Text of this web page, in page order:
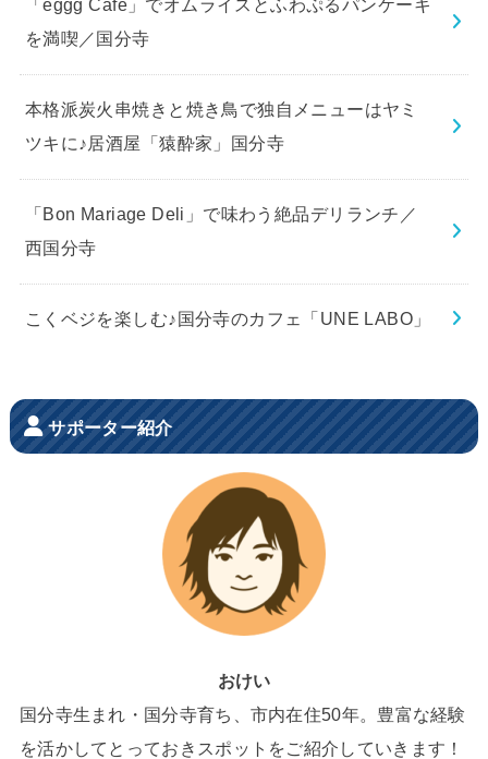
「eggg Cafe」でオムライスとふわぷるパンケーキ
を満喫／国分寺
本格派炭火串焼きと焼き鳥で独自メニューはヤミ
ツキに♪居酒屋「猿酔家」国分寺
「Bon Mariage Deli」で味わう絶品デリランチ／
西国分寺
こくベジを楽しむ♪国分寺のカフェ「UNE LABO」
サポーター紹介
おけい
国分寺生まれ・国分寺育ち、市内在住50年。豊富な経験
を活かしてとっておきスポットをご紹介していきます！